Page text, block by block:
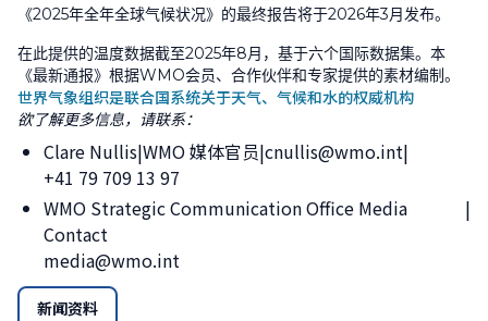
《2025年全年全球气候状况》的最终报告将于2026年3月发布。
在此提供的温度数据截至2025年8月，基于六个国际数据集。本
《最新通报》根据WMO会员、合作伙伴和专家提供的素材编制。
世界气象组织是联合国系统关于天气、气候和水的权威机构
欲了解更多信息，请联系：
Clare Nullis WMO 媒体官员 cnullis@wmo.int
+41 79 709 13 97
WMO Strategic Communication Office Media
Contact
media@wmo.int
新闻资料